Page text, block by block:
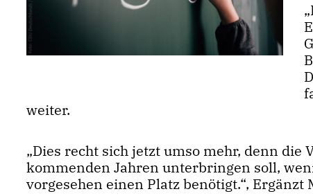
weiter.
Dies recht sich jetzt umso mehr, denn die
kommenden Jahren unterbringen soll,
vorgesehen einen Platz benötigt.“, Ergänzt